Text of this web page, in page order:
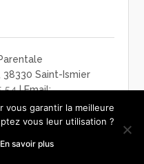
38330 Saint-Ismier
54| Email:
confidentialité-CGV
vous garantir la meilleure
vous leur utilisation ?
En savoir plus